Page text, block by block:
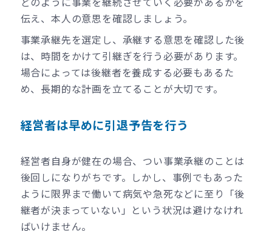
どのように事業を継続させていく必要があるかを
伝え、本人の意思を確認しましょう。
事業承継先を選定し、承継する意思を確認した後
は、時間をかけて引継ぎを行う必要があります。
場合によっては後継者を養成する必要もあるた
め、長期的な計画を立てることが大切です。
経営者は早めに引退予告を行う
経営者自身が健在の場合、つい事業承継のことは
後回しになりがちです。しかし、事例でもあった
ように限界まで働いて病気や急死などに至り「後
継者が決まっていない」という状況は避けなけれ
ばいけません。